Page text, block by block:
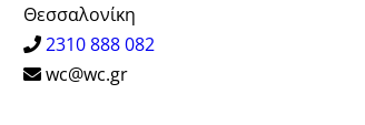
Θεσσαλονίκη
2310 888 082
wc@wc.gr